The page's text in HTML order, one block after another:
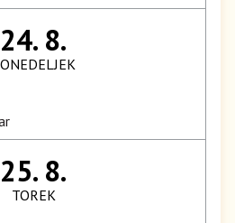
24. 8.
25. 8.
TOREK